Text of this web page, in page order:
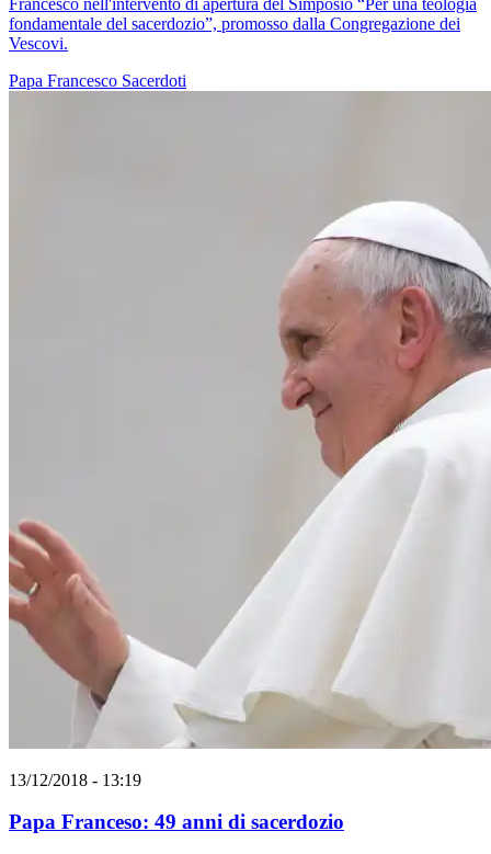
fondamentale del sacerdozio”, promosso dalla Congregazione dei
Vescovi.
Papa Francesco Sacerdoti
13/12/2018 - 13:19
Papa Franceso: 49 anni di sacerdozio